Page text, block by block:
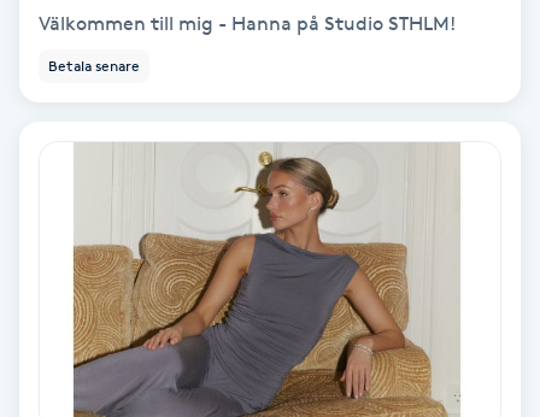
Kosmetisk tatuering
Kostrådgivning
Kroppsinpackning
Välkommen till mig - Hanna på Studio STHLM!
Betala senare